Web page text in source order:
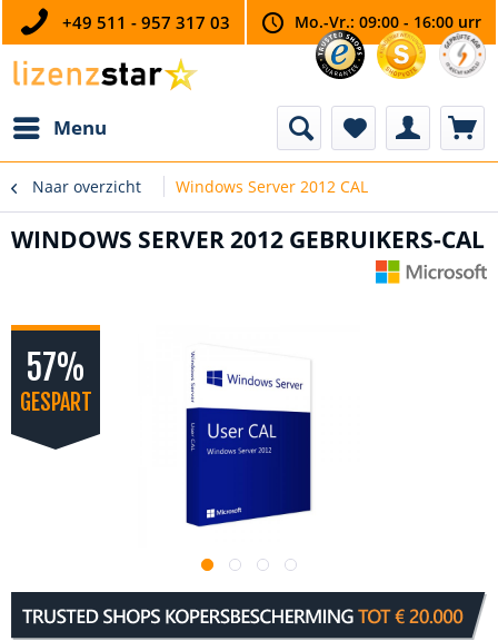
+49 511 - 957 317 03 Mo.-Vr.: 09:00 - 16:00 urr
Menu
Naar overzicht Windows Server 2012 CAL
WINDOWS SERVER 2012 GEBRUIKERS-CAL
57%
GESPART